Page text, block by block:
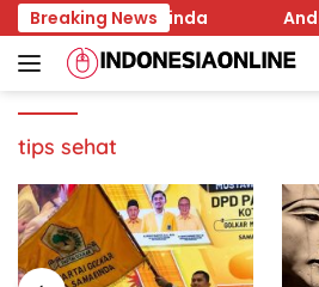
Skip
to
content
Breaking News
Samarinda Andi
tips sehat